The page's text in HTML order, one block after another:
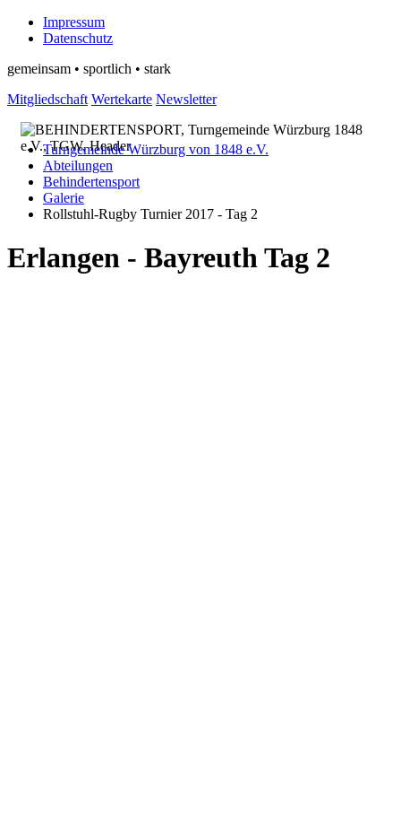
Impressum
Datenschutz
gemeinsam • sportlich • stark
Mitgliedschaft Wertekarte Newsletter
Turngemeinde Würzburg von 1848 e.V.
Abteilungen
Behindertensport
Galerie
Rollstuhl-Rugby Turnier 2017 - Tag 2
Erlangen - Bayreuth Tag 2